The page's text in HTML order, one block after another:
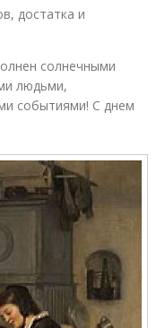
достатка и
солнечными
людьми,
событиями! С днем